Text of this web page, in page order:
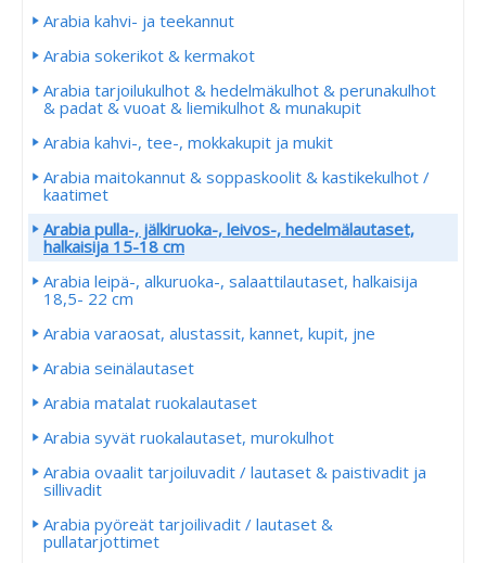
Arabia kahvi- ja teekannut
Arabia sokerikot & kermakot
Arabia tarjoilukulhot & hedelmäkulhot & perunakulhot
& padat & vuoat & liemikulhot & munakupit
Arabia kahvi-, tee-, mokkakupit ja mukit
Arabia maitokannut & soppaskoolit & kastikekulhot /
kaatimet
Arabia pulla-, jälkiruoka-, leivos-, hedelmälautaset,
halkaisija 15-18 cm
Arabia leipä-, alkuruoka-, salaattilautaset, halkaisija
18,5- 22 cm
Arabia varaosat, alustassit, kannet, kupit, jne
Arabia seinälautaset
Arabia matalat ruokalautaset
Arabia syvät ruokalautaset, murokulhot
Arabia ovaalit tarjoiluvadit / lautaset & paistivadit ja
sillivadit
Arabia pyöreät tarjoilivadit / lautaset &
pullatarjottimet